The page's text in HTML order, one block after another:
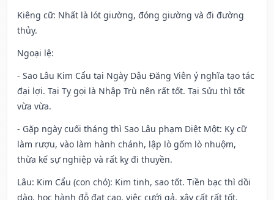
Kiêng cữ: Nhất là lót giường, đóng giường và đi đường
thủy.
Ngoại lệ:
- Sao Lâu Kim Cẩu tại Ngày Dậu Đăng Viên ý nghĩa tạo tác
đại lợi. Tại Tỵ gọi là Nhập Trù nên rất tốt. Tại Sửu thì tốt
vừa vừa.
- Gặp ngày cuối tháng thì Sao Lâu phạm Diệt Một: Kỵ cữ
làm rượu, vào làm hành chánh, lập lò gốm lò nhuộm,
thừa kế sự nghiệp và rất kỵ đi thuyền.
Lâu: Kim Cẩu (con chó): Kim tinh, sao tốt. Tiền bạc thì dồi
dào, học hành đỗ đạt cao, việc cưới gả, xây cất rất tốt.